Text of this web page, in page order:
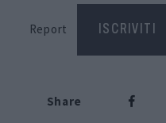
Report ISCRIVITI
Share